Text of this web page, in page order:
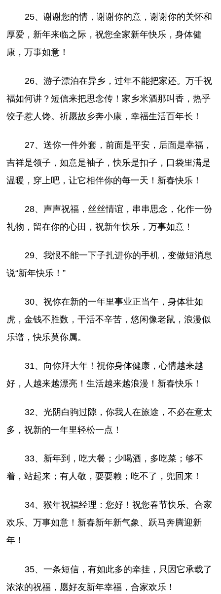
25、谢谢您的情，谢谢你的意，谢谢你的关怀和
厚爱，新年来临之际，祝您全家新年快乐，身体健
康，万事如意！
26、游子漂泊在异乡，过年不能把家还。万千祝
福如何讲？短信来把思念传！家乡米酒那叫香，热乎
饺子惹人馋。祈愿故乡奔小康，幸福生活百年长！
27、送你一件外套，前面是平安，后面是幸福，
吉祥是领子，如意是袖子，快乐是扣子，口袋里满是
温暖，穿上吧，让它相伴你的每一天！新春快乐！
28、声声祝福，丝丝情谊，串串思念，化作一份
礼物，留在你的心田，祝新年快乐，万事如意！
29、我恨不能一下子扎进你的手机，变做短消息
说“新年快乐！”
30、祝你在新的一年里事业正当午，身体壮如
虎，金钱不胜数，干活不辛苦，悠闲像老鼠，浪漫似
乐谱，快乐莫你属。
31、向你拜大年！祝你身体健康，心情越来越
好，人越来越漂亮！生活越来越浪漫！新春快乐！
32、光阴白驹过隙，你我人在旅途，不必在意太
多，祝新的一年里轻松一点！
33、新年到，吃大餐；少喝酒，多吃菜；够不
着，站起来；有人敬，耍耍赖；吃不了，兜回来！
34、猴年祝福经理：您好！祝您春节快乐、合家
欢乐、万事如意！新春新年新气象、跃马奔腾迎新
年！
35、一条短信，有如此多的牵挂，只因它承载了
浓浓的祝福，愿好友新年幸福，合家欢乐！